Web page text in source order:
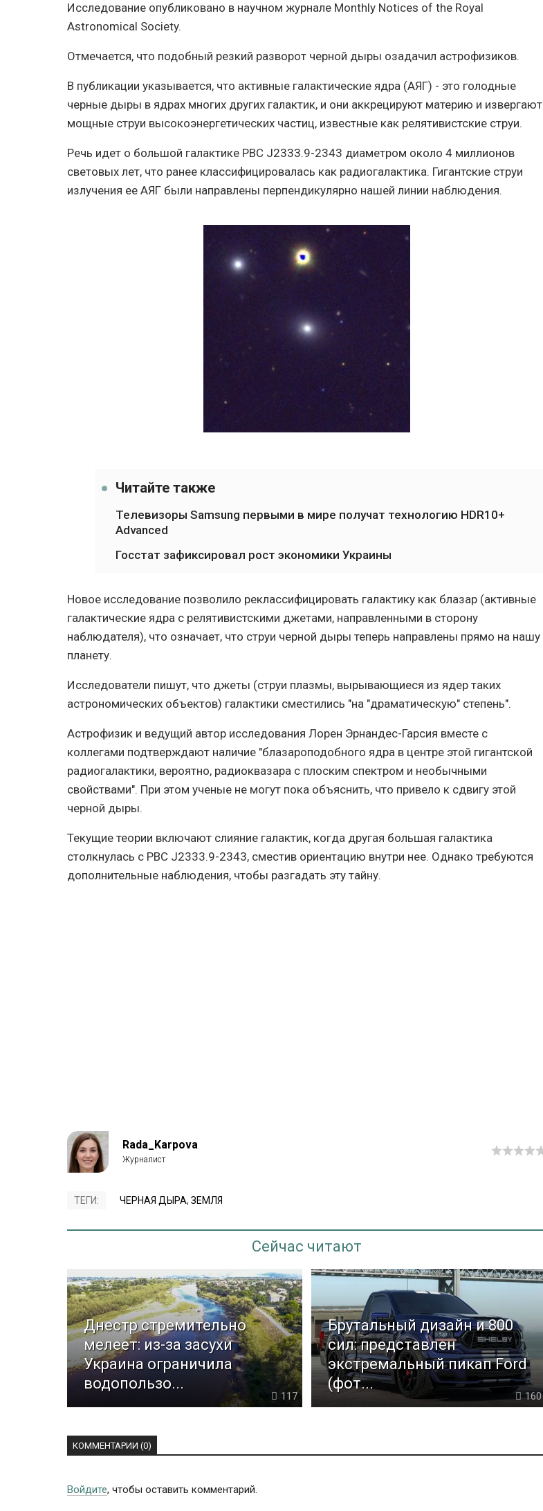
Исследование опубликовано в научном журнале Monthly Notices of the Royal
Astronomical Society.
Отмечается, что подобный резкий разворот черной дыры озадачил астрофизиков.
В публикации указывается, что активные галактические ядра (АЯГ) - это голодные
черные дыры в ядрах многих других галактик, и они аккрецируют материю и извергают
мощные струи высокоэнергетических частиц, известные как релятивистские струи.
Речь идет о большой галактике PBC J2333.9-2343 диаметром около 4 миллионов
световых лет, что ранее классифицировалась как радиогалактика. Гигантские струи
излучения ее АЯГ были направлены перпендикулярно нашей линии наблюдения.
Читайте также
Телевизоры Samsung первыми в мире получат технологию HDR10+
Advanced
Госстат зафиксировал рост экономики Украины
Новое исследование позволило реклассифицировать галактику как блазар (активные
галактические ядра с релятивистскими джетами, направленными в сторону
наблюдателя), что означает, что струи черной дыры теперь направлены прямо на нашу
планету.
Исследователи пишут, что джеты (струи плазмы, вырывающиеся из ядер таких
астрономических объектов) галактики сместились "на "драматическую" степень".
Астрофизик и ведущий автор исследования Лорен Эрнандес-Гарсия вместе с
коллегами подтверждают наличие "блазароподобного ядра в центре этой гигантской
радиогалактики, вероятно, радиоквазара с плоским спектром и необычными
свойствами". При этом ученые не могут пока объяснить, что привело к сдвигу этой
черной дыры.
Текущие теории включают слияние галактик, когда другая большая галактика
столкнулась с PBC J2333.9-2343, сместив ориентацию внутри нее. Однако требуются
дополнительные наблюдения, чтобы разгадать эту тайну.
Rada_Karpova
ТЕГИ: ЧЕРНАЯ ДЫРА, ЗЕМЛЯ
Сейчас читают
Днестр стремительно
мелеет: из-за засухи
Украина ограничила
водопользо...
117
Брутальный дизайн и 800
сил: представлен
экстремальный пикап Ford
(фот...
160
КОММЕНТАРИИ (0)
Войдите, чтобы оставить комментарий.